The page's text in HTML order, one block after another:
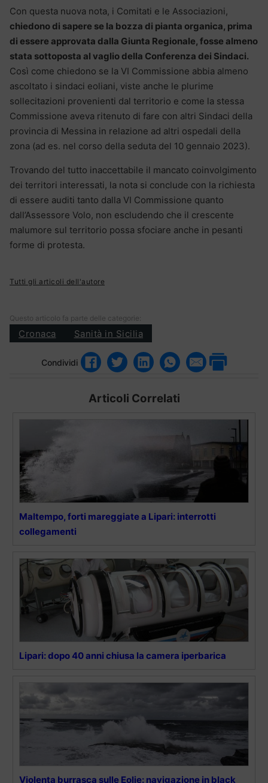
Con questa nuova nota, i Comitati e le Associazioni,
chiedono di sapere se la bozza di pianta organica, prima
di essere approvata dalla Giunta Regionale, fosse almeno
stata sottoposta al vaglio della Conferenza dei Sindaci.
Così come chiedono se la VI Commissione abbia almeno
ascoltato i sindaci eoliani, viste anche le plurime
sollecitazioni provenienti dal territorio e come la stessa
Commissione aveva ritenuto di fare con altri Sindaci della
provincia di Messina in relazione ad altri ospedali della
zona (ad es. nel corso della seduta del 10 gennaio 2023).
Trovando del tutto inaccettabile il mancato coinvolgimento
dei territori interessati, la nota si conclude con la richiesta
di essere auditi tanto dalla VI Commissione quanto
dall’Assessore Volo, non escludendo che il crescente
malumore sul territorio possa sfociare anche in pesanti
forme di protesta.
Tutti gli articoli dell'autore
Questo articolo fa parte delle categorie:
Cronaca Sanità in Sicilia
Condividi
Articoli Correlati
Maltempo, forti mareggiate a Lipari: interrotti
collegamenti
Lipari: dopo 40 anni chiusa la camera iperbarica
Violenta burrasca sulle Eolie: navigazione in black